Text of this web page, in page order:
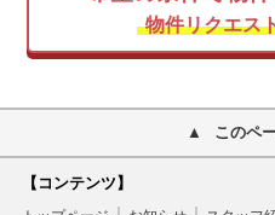
物件リクエス
このペ
【コンテンツ】